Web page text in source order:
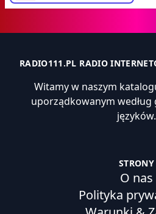
RADIO111.PL RADIO
Witamy w naszym
uporządkowanym
języków.
STRONY
O nas
Polityka